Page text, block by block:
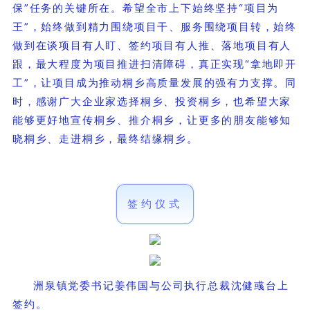
保”任务的关键所在。希望全市上下始终坚持“项目为
王”，始终做到精力围绕项目干、服务围绕项目转，始终
做到在谈项目有人盯、签约项目有人推、落地项目有人
跟，最大程度为项目推进扫清障碍，真正实现“拿地即开
工”，让项目成为推动桐乡高质量发展的强有力支撑。同
时，感谢广大企业家选择桐乡、投资桐乡，也希望大家
能够更好地宣传桐乡、推介桐乡，让更多的朋友能够知
晓桐乡、走进桐乡，最终结缘桐乡。
签约仪式
洲泉镇党委书记姜伟国与公司执行总裁沈健彧台上
签约。